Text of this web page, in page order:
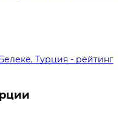
Турция - рейтинг